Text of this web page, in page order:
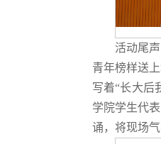
活动尾
青年榜样送
写着“长大后
学院学生代
诵，将现场气